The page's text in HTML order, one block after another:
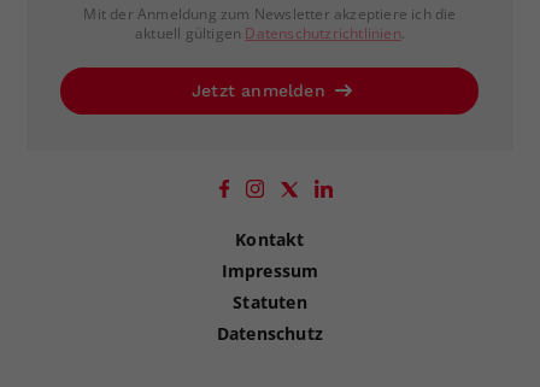
Mit der Anmeldung zum Newsletter akzeptiere ich die
aktuell gültigen Datenschutzrichtlinien.
Jetzt anmelden
Kontakt
Impressum
Statuten
Datenschutz